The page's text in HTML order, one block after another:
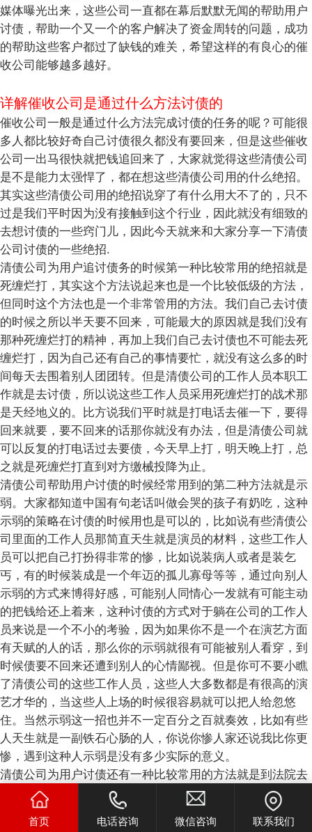
媒体曝光出来，这些公司一直都在幕后默默无闻的帮助用户
讨债，帮助一个又一个的客户解决了资金周转的问题，成功
的帮助这些客户都过了缺钱的难关，希望这样的有良心的催
收公司能够越多越好。
详解催收公司是通过什么方法讨债的
催收公司一般是通过什么方法完成讨债的任务的呢？可能很
多人都比较好奇自己讨债很久都没有要回来，但是这些催收
公司一出马很快就把钱追回来了，大家就觉得这些清债公司
是不是能力太强悍了，都在想这些清债公司用的什么绝招。
其实这些清债公司用的绝招说穿了有什么用大不了的，只不
过是我们平时因为没有接触到这个行业，因此就没有细致的
去想讨债的一些窍门儿，因此今天就来和大家分享一下清债
公司讨债的一些绝招.
清债公司为用户追讨债务的时候第一种比较常用的绝招就是
死缠烂打，其实这个方法说起来也是一个比较低级的方法，
但同时这个方法也是一个非常管用的方法。我们自己去讨债
的时候之所以半天要不回来，可能最大的原因就是我们没有
那种死缠烂打的精神，再加上我们自己去讨债也不可能去死
缠烂打，因为自己还有自己的事情要忙，就没有这么多的时
间每天去围着别人团团转。但是清债公司的工作人员本职工
作就是去讨债，所以说这些工作人员采用死缠烂打的战术那
是天经地义的。比方说我们平时就是打电话去催一下，要得
回来就要，要不回来的话那你就没有办法，但是清债公司就
可以反复的打电话过去要债，今天早上打，明天晚上打，总
之就是死缠烂打直到对方缴械投降为止。
清债公司帮助用户讨债的时候经常用到的第二种方法就是示
弱。大家都知道中国有句老话叫做会哭的孩子有奶吃，这种
示弱的策略在讨债的时候用也是可以的，比如说有些清债公
司里面的工作人员那简直天生就是演员的材料，这些工作人
员可以把自己打扮得非常的惨，比如说装病人或者是装乞
丐，有的时候装成是一个年迈的孤儿寡母等等，通过向别人
示弱的方式来博得好感，可能别人同情心一发就有可能主动
的把钱给还上着来，这种讨债的方式对于躺在公司的工作人
员来说是一个不小的考验，因为如果你不是一个在演艺方面
有天赋的人的话，那么你的示弱就很有可能被别人看穿，到
时候债要不回来还遭到别人的心情鄙视。但是你可不要小瞧
了清债公司的这些工作人员，这些人大多数都是有很高的演
艺才华的，当这些人上场的时候很容易就可以把人给忽悠
住。当然示弱这一招也并不一定百分之百就奏效，比如有些
人天生就是一副铁石心肠的人，你说你惨人家还说我比你更
惨，遇到这种人示弱是没有多少实际的意义。
清债公司为用户讨债还有一种比较常用的方法就是到法院去
状告，这就是应用法律的武器来讨债，这种方法对于那些对
法律有所忌惮的人来说还是能够起到很好的效果的，尤其是
在手头掌握了足够的证据的前提之下，直接到法院去状告有
首页 电话咨询 微信咨询 联系我们